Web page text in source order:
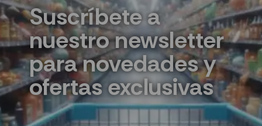
Suscríbete a
nuestro newsletter
para novedades y
ofertas exclusivas